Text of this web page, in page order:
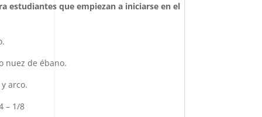
estudiantes que empiezan a iniciarse en el
nuez de ébano.
arco.
– 1/8